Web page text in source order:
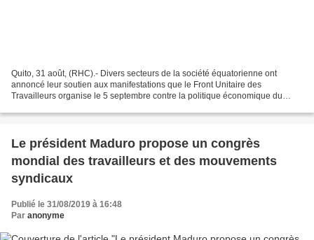
Quito, 31 août, (RHC).- Divers secteurs de la société équatorienne ont
annoncé leur soutien aux manifestations que le Front Unitaire des
Travailleurs organise le 5 septembre contre la politique économique du
Le président Maduro propose un congrès
mondial des travailleurs et des mouvements
syndicaux
Publié le 31/08/2019 à 16:48
Par anonyme